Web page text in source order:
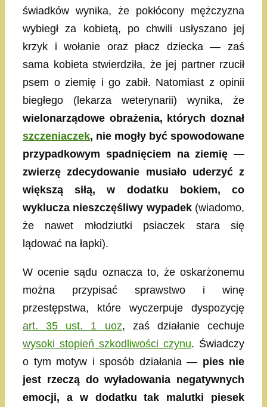
świadków wynika, że pokłócony mężczyzna
wybiegł za kobietą, po chwili usłyszano jej
krzyk i wołanie oraz płacz dziecka — zaś
sama kobieta stwierdziła, że jej partner rzucił
psem o ziemię i go zabił. Natomiast z opinii
biegłego (lekarza weterynarii) wynika, że
wielonarządowe obrażenia, których doznał
szczeniaczek, nie mogły być spowodowane
przypadkowym spadnięciem na ziemię —
zwierzę zdecydowanie musiało uderzyć z
większą siłą, w dodatku bokiem, co
wyklucza nieszczęśliwy wypadek (wiadomo,
że nawet młodziutki psiaczek stara się
lądować na łapki).
W ocenie sądu oznacza to, że oskarżonemu
można przypisać sprawstwo i winę
przestępstwa, które wyczerpuje dyspozycję
art. 35 ust. 1 uoz, zaś działanie cechuje
wysoki stopień szkodliwości czynu. Świadczy
o tym motyw i sposób działania — pies nie
jest rzeczą do wyładowania negatywnych
emocji, a w dodatku tak malutki piesek